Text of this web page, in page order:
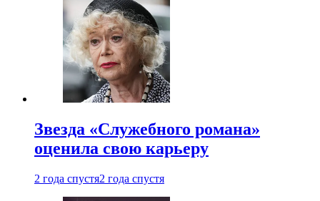
Звезда «Служебного романа»
оценила свою карьеру
2 года спустя2 года спустя